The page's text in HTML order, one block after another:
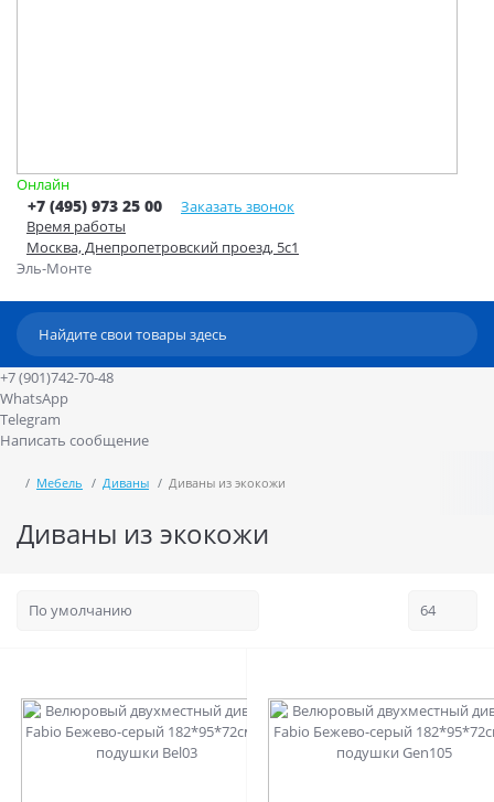
Онлайн
+7 (495) 973 25 00
Заказать звонок
Время работы
Москва, Днепропетровский проезд, 5с1
Эль-Монте
+7 (901)742-70-48
WhatsApp
Telegram
Написать сообщение
Мебель Диваны Диваны из экокожи
Диваны из экокожи